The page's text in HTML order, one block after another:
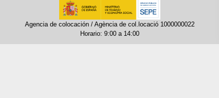
Agencia de colocación / Agència de col.locació 1000000022
Horario: 9:00 a 14:00